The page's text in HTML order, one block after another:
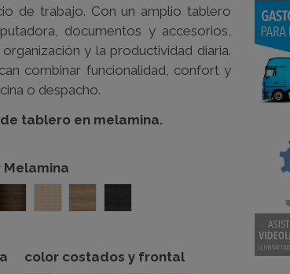
de trabajo. Con un amplio tablero
documentos y accesorios,
y la productividad diaria.
combinar funcionalidad, confort y
o despacho.
de tablero en melamina.
Melamina
color costados y frontal